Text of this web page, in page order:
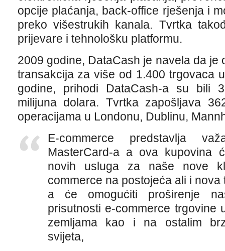
opcije plaćanja, back-office rješenja i
preko višestrukih kanala. Tvrtka
prijevare i tehnološku platformu.
2009 godine, DataCash je navela da je
transakcija za više od 1.400 trgovaca
godine, prihodi DataCash-a su bili
milijuna dolara. Tvrtka zapošljava
operacijama u Londonu, Dublinu,
E-commerce predstavlja
MasterCard-a a ova kupovina
novih usluga za naše nove
commerce na postojeća ali i
a će omogućiti proširenje
prisutnosti e-commerce trgovine
zemljama kao i na ostalim
svijeta,